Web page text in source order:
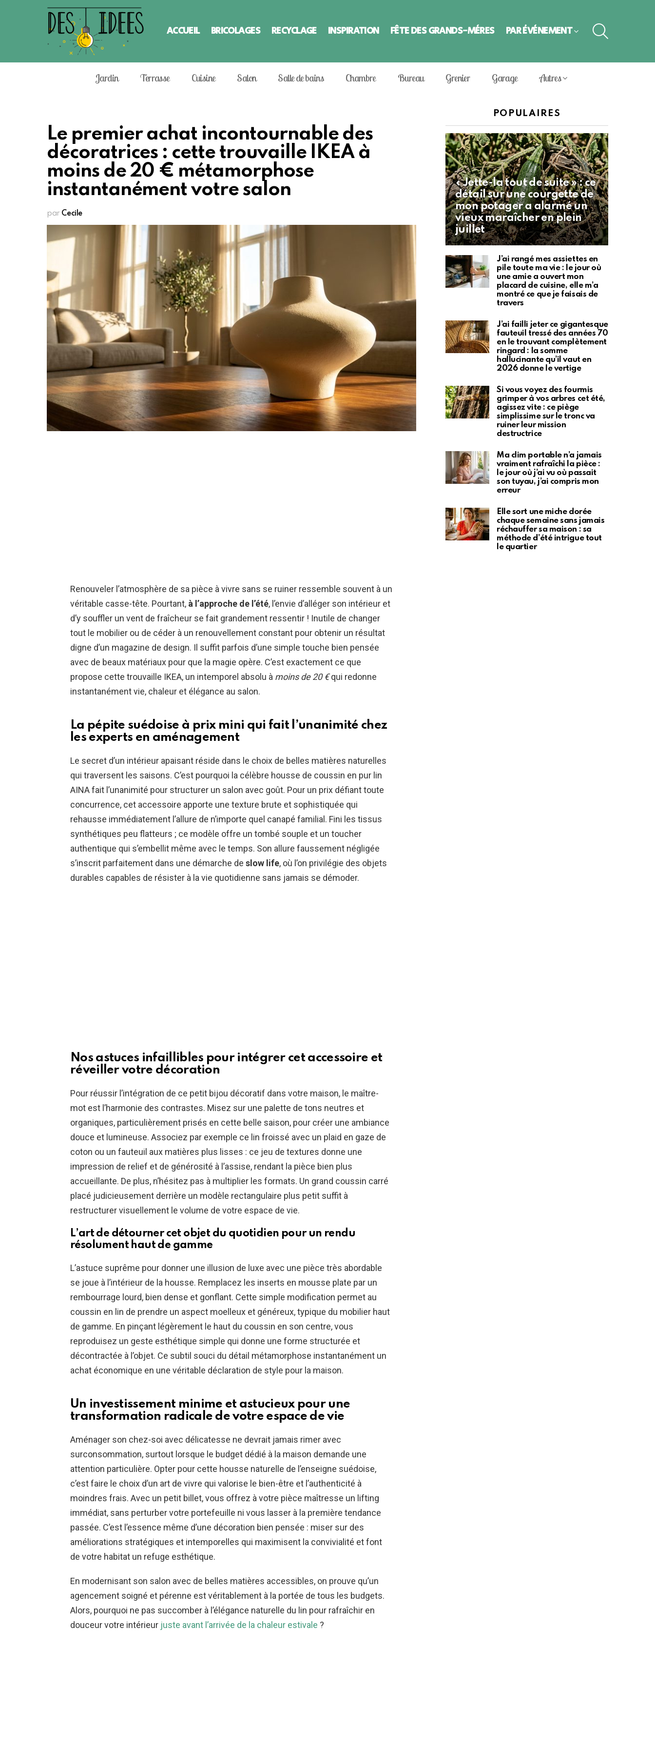
ACCUEIL BRICOLAGES RECYCLAGE INSPIRATION FÊTE DES GRANDS-MÈRES PAR ÉVÈNEMENT
Jardin Terrasse Cuisine Salon Salle de bains Chambre Bureau Grenier Garage Autres
Le premier achat incontournable des
décoratrices : cette trouvaille IKEA à
moins de 20 € métamorphose
instantanément votre salon
par Cecile
Renouveler l’atmosphère de sa pièce à vivre sans se ruiner ressemble souvent à un
véritable casse-tête. Pourtant, à l’approche de l’été, l’envie d’alléger son intérieur et
d’y souffler un vent de fraîcheur se fait grandement ressentir ! Inutile de changer
tout le mobilier ou de céder à un renouvellement constant pour obtenir un résultat
digne d’un magazine de design. Il suffit parfois d’une simple touche bien pensée
avec de beaux matériaux pour que la magie opère. C’est exactement ce que
propose cette trouvaille IKEA, un intemporel absolu à moins de 20 €qui redonne
instantanément vie, chaleur et élégance au salon.
La pépite suédoise à prix mini qui fait l’unanimité chez
les experts en aménagement
Le secret d’un intérieur apaisant réside dans le choix de belles matières naturelles
qui traversent les saisons. C’est pourquoi la célèbre housse de coussin en pur lin
AINA fait l’unanimité pour structurer un salon avec goût. Pour un prix défiant toute
concurrence, cet accessoire apporte une texture brute et sophistiquée qui
rehausse immédiatement l’allure de n’importe quel canapé familial. Fini les tissus
synthétiques peu flatteurs ; ce modèle offre un tombé souple et un toucher
authentique qui s’embellit même avec le temps. Son allure faussement négligée
s’inscrit parfaitement dans une démarche de slow life, où l’on privilégie des objets
durables capables de résister à la vie quotidienne sans jamais se démoder.
Nos astuces infaillibles pour intégrer cet accessoire et
réveiller votre décoration
Pour réussir l’intégration de ce petit bijou décoratif dans votre maison, le maître-
mot est l’harmonie des contrastes. Misez sur une palette de tons neutres et
organiques, particulièrement prisés en cette belle saison, pour créer une ambiance
douce et lumineuse. Associez par exemple ce lin froissé avec un plaid en gaze de
coton ou un fauteuil aux matières plus lisses : ce jeu de textures donne une
impression de relief et de générosité à l’assise, rendant la pièce bien plus
accueillante. De plus, n’hésitez pas à multiplier les formats. Un grand coussin carré
placé judicieusement derrière un modèle rectangulaire plus petit suffit à
restructurer visuellement le volume de votre espace de vie.
L’art de détourner cet objet du quotidien pour un rendu
résolument haut de gamme
L’astuce suprême pour donner une illusion de luxe avec une pièce très abordable
se joue à l’intérieur de la housse. Remplacez les inserts en mousse plate par un
rembourrage lourd, bien dense et gonflant. Cette simple modification permet au
coussin en lin de prendre un aspect moelleux et généreux, typique du mobilier haut
de gamme. En pinçant légèrement le haut du coussin en son centre, vous
reproduisez un geste esthétique simple qui donne une forme structurée et
décontractée à l’objet. Ce subtil souci du détail métamorphose instantanément un
achat économique en une véritable déclaration de style pour la maison.
Un investissement minime et astucieux pour une
transformation radicale de votre espace de vie
Aménager son chez-soi avec délicatesse ne devrait jamais rimer avec
surconsommation, surtout lorsque le budget dédié à la maison demande une
attention particulière. Opter pour cette housse naturelle de l’enseigne suédoise,
c’est faire le choix d’un art de vivre qui valorise le bien-être et l’authenticité à
moindres frais. Avec un petit billet, vous offrez à votre pièce maîtresse un lifting
immédiat, sans perturber votre portefeuille ni vous lasser à la première tendance
passée. C’est l’essence même d’une décoration bien pensée : miser sur des
améliorations stratégiques et intemporelles qui maximisent la convivialité et font
de votre habitat un refuge esthétique.
En modernisant son salon avec de belles matières accessibles, on prouve qu’un
agencement soigné et pérenne est véritablement à la portée de tous les budgets.
Alors, pourquoi ne pas succomber à l’élégance naturelle du lin pour rafraîchir en
douceur votre intérieur juste avant l’arrivée de la chaleur estivale ?
POPULAIRES
« Jette-la tout de suite » : ce
détail sur une courgette de
mon potager a alarmé un
vieux maraîcher en plein
juillet
J’ai rangé mes assiettes en
pile toute ma vie : le jour où
une amie a ouvert mon
placard de cuisine, elle m’a
montré ce que je faisais de
travers
J’ai failli jeter ce gigantesque
fauteuil tressé des années 70
en le trouvant complètement
ringard : la somme
hallucinante qu’il vaut en
2026 donne le vertige
Si vous voyez des fourmis
grimper à vos arbres cet été,
agissez vite : ce piège
simplissime sur le tronc va
ruiner leur mission
destructrice
Ma clim portable n’a jamais
vraiment rafraîchi la pièce :
le jour où j’ai vu où passait
son tuyau, j’ai compris mon
erreur
Elle sort une miche dorée
chaque semaine sans jamais
réchauffer sa maison : sa
méthode d’été intrigue tout
le quartier